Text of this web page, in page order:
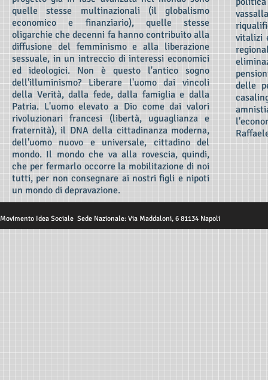
quelle stesse multinazionali (il globalismo
economico e finanziario), quelle stesse
oligarchie che decenni fa hanno contribuito alla
diffusione del femminismo e alla liberazione
sessuale, in un intreccio di interessi economici
ed ideologici. Non è questo l'antico sogno
dell'illuminismo? Liberare l'uomo dai vincoli
della Verità, dalla fede, dalla famiglia e dalla
Patria. L'uomo elevato a Dio come dai valori
rivoluzionari francesi (libertà, uguaglianza e
fraternità), il DNA della cittadinanza moderna,
dell'uomo nuovo e universale, cittadino del
mondo. Il mondo che va alla rovescia, quindi,
che per fermarlo occorre la mobilitazione di noi
tutti, per non consegnare ai nostri figli e nipoti
un mondo di depravazione.
vitalizi
delle
Movimento Idea Sociale Sede Nazionale: Via Maddaloni, 6 81134 Napoli